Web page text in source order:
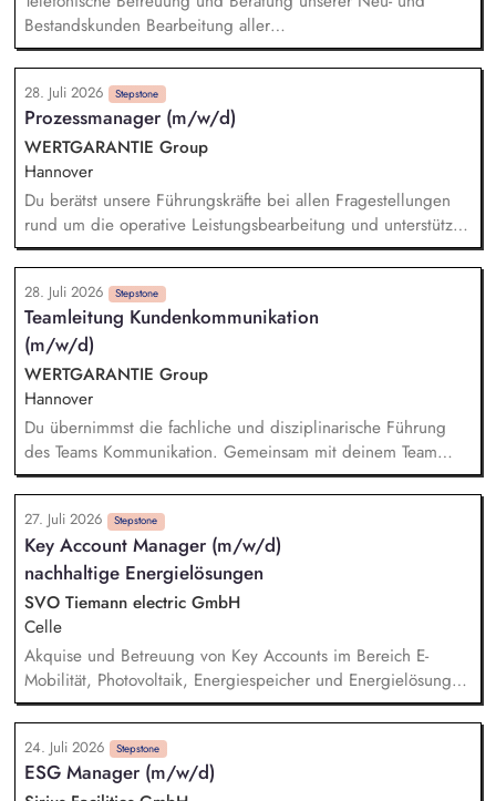
Bestandskunden Bearbeitung aller
kaufmännischen/administrativen Themen im Tagesgeschäft
Unterstützung der Kollegen im Außendienst bei der Pflege
und Qualifizierung der Kundendaten sowie bei der Termin-
und Angebotsverfolgung Erstellung und Prüfung der
monatlichen Provisionsabrechnungen Bearbeitung der
Tagesberichte unserer Außendienstmitarbeiter Pflege der
Kundenanlage & Stammdatenverwaltung Bearbeitung von
Reklamationen und Erarbeitung von Lösungen für
Kundenanliegen
28. Juli 2026 Stepstone
Prozessmanager (m/w/d)
WERTGARANTIE Group
Hannover
Du berätst unsere Führungskräfte bei allen Fragestellungen
rund um die operative Leistungsbearbeitung und unterstützt
sie im Tagesgeschäft. Eigenverantwortlich übernimmst du die
(Teil-)Verantwortung für die Analyse, Weiterentwicklung und
Dokumentation unserer Schadenregulierungsprozesse. Mit
deinem Blick für Optimierungspotenziale identifizierst du
Verbesserungsmöglichkeiten in unseren Prozessen und setzt
passende Maßnahmen erfolgreich um. Darüber hinaus planst,
koordinierst und wertest du Tests unserer Tools zur
Schadenabwicklung aus.
28. Juli 2026 Stepstone
Teamleitung Kundenkommunikation
(m/w/d)
WERTGARANTIE Group
Hannover
Du übernimmst die fachliche und disziplinarische Führung
des Teams Kommunikation. Gemeinsam mit deinem Team
definierst du Ziele, behältst relevante KPIs im Blick und stellst
deren Erreichung sicher. Du führst regelmäßige
Teammeetings sowie Feedback- und Mitarbeitergespräche
und förderst die individuelle Weiterentwicklung deiner
Mitarbeitenden. Du analysierst und optimierst die
Arbeitsabläufe im Kundenservice und entwickelst Prozesse
kontinuierlich weiter. In herausfordernden Situationen führst
du professionell Eskalations- und Deeskalationsgespräche und
findest nachhaltige Lösungen.
27. Juli 2026 Stepstone
Key Account Manager (m/w/d)
nachhaltige Energielösungen
SVO Tiemann electric GmbH
Celle
Akquise und Betreuung von Key Accounts im Bereich E-
Mobilität, Photovoltaik, Energiespeicher und Energielösungen
Aufbau langfristiger Kundenbeziehungen sowie aktive
Neukundengewinnung Identifikation neuer Marktpotenziale
inkl. Markt- und Wettbewerbsanalyse zur Weiterentwicklung
des Produkt- und Leistungsportfolios Beratung von Kunden zu
24. Juli 2026 Stepstone
ESG Manager (m/w/d)